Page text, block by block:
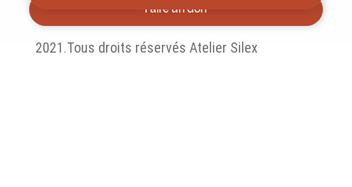
Faire un don
2021.Tous droits réservés Atelier Silex